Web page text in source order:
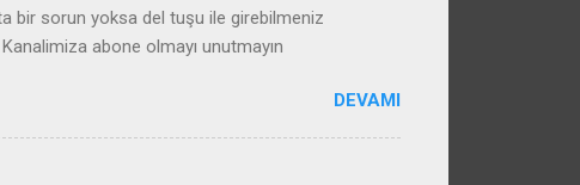
bir sorun yoksa del tuşu ile girebilmeniz
abone olmayı unutmayın
DEVAMI